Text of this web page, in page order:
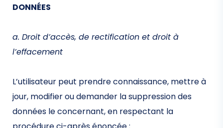
DONNÉES
a. Droit d’accès, de rectification et droit à
l’effacement
L’utilisateur peut prendre connaissance, mettre à
jour, modifier ou demander la suppression des
données le concernant, en respectant la